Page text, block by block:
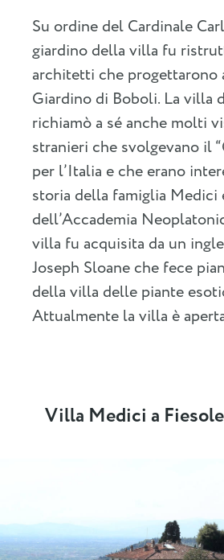
Su ordine del Cardinale
giardino della villa fu
architetti che progettarono
Giardino di Boboli. La villa
richiamò a sé anche molti
stranieri che svolgevano il
per l’Italia e che erano
storia della famiglia Medici
dell’Accademia
villa fu acquisita da un
Joseph Sloane che fece
della villa delle piante
Attualmente la villa è
Villa Medici a